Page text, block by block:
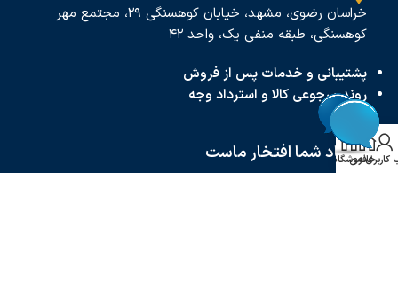
خراسان رضوی، مشهد، خیابان کوهسنگی ۲۹، مجتمع مهر
کوهسنگی، طبقه منفی یک، واحد ۴۲
پشتیبانی و خدمات پس از فروش
روند مرجوعی کالا و استرداد وجه
اعتماد شما افتخار ماست
منخانهفروشگاه